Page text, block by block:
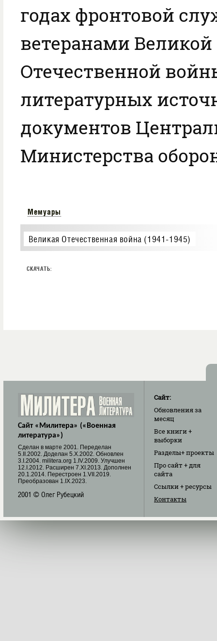
годах фронтовой
ветеранами Великой
Отечественной
литературных
документов
Министерства
Мемуары
Великая Отечественная война (1941-1945)
Сайт «Милитера» («Военная
литература»)
Cделан в марте 2001. Переделан
5.II.2002. Доделан 5.X.2002. Обновлен
3.I.2004. militera.org 1.IV.2009. Улучшен
12.I.2012. Расширен 7.XI.2013. Дополнен
20.1.2014. Перестроен 1.VII.2019.
Преобразован 1.IX.2023.
2001 © Олег Рубецкий
Сайт:
Обновленияза
месяц
Все книги+
выборки
Разделы+ проекты
Про сайт + для
сайта
Ссылки+ ресурсы
Контакты